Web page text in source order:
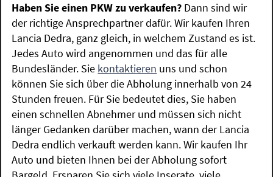
Haben Sie einen PKW zu verkaufen? Dann sind wir
der richtige Ansprechpartner dafür. Wir kaufen Ihren
Lancia Dedra, ganz gleich, in welchem Zustand es ist.
Jedes Auto wird angenommen und das für alle
Bundesländer. Sie kontaktieren uns und schon
können Sie sich über die Abholung innerhalb von 24
Stunden freuen. Für Sie bedeutet dies, Sie haben
einen schnellen Abnehmer und müssen sich nicht
länger Gedanken darüber machen, wann der Lancia
Dedra endlich verkauft werden kann. Wir kaufen Ihr
Auto und bieten Ihnen bei der Abholung sofort